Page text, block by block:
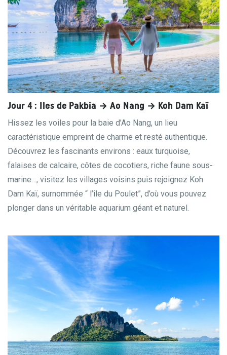
Jour 4 : Iles de Pakbia → Ao Nang → Koh Dam Kaï
Hissez les voiles pour la baie d’Ao Nang, un lieu
caractéristique empreint de charme et resté authentique.
Découvrez les fascinants environs : eaux turquoise,
falaises de calcaire, côtes de cocotiers, riche faune sous-
marine…, visitez les villages voisins puis rejoignez Koh
Dam Kaï, surnommée “ l’île du Poulet”, d’où vous pouvez
plonger dans un véritable aquarium géant et naturel.